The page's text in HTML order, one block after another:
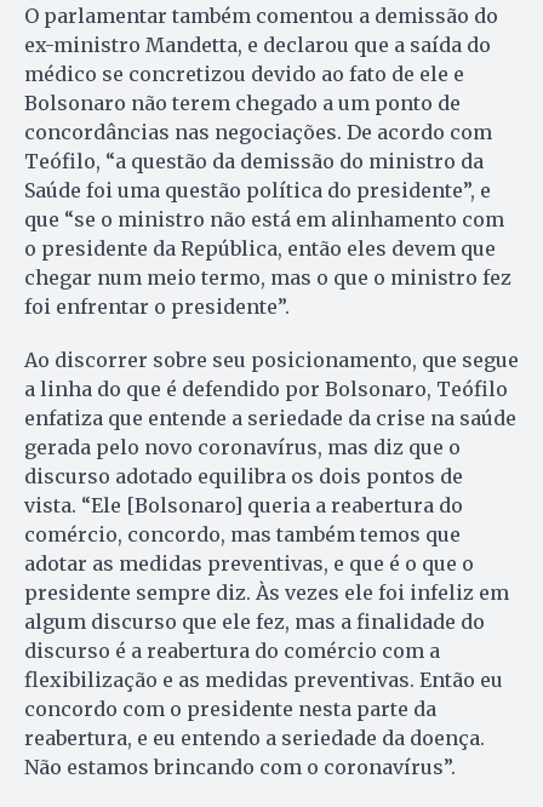
O parlamentar também comentou a demissão do
ex-ministro Mandetta, e declarou que a saída do
médico se concretizou devido ao fato de ele e
Bolsonaro não terem chegado a um ponto de
concordâncias nas negociações. De acordo com
Teófilo, “a questão da demissão do ministro da
Saúde foi uma questão política do presidente”, e
que “se o ministro não está em alinhamento com
o presidente da República, então eles devem que
chegar num meio termo, mas o que o ministro fez
foi enfrentar o presidente”.
Ao discorrer sobre seu posicionamento, que segue
a linha do que é defendido por Bolsonaro, Teófilo
enfatiza que entende a seriedade da crise na saúde
gerada pelo novo coronavírus, mas diz que o
discurso adotado equilibra os dois pontos de
vista. “Ele [Bolsonaro] queria a reabertura do
comércio, concordo, mas também temos que
adotar as medidas preventivas, e que é o que o
presidente sempre diz. Às vezes ele foi infeliz em
algum discurso que ele fez, mas a finalidade do
discurso é a reabertura do comércio com a
flexibilização e as medidas preventivas. Então eu
concordo com o presidente nesta parte da
reabertura, e eu entendo a seriedade da doença.
Não estamos brincando com o coronavírus”.